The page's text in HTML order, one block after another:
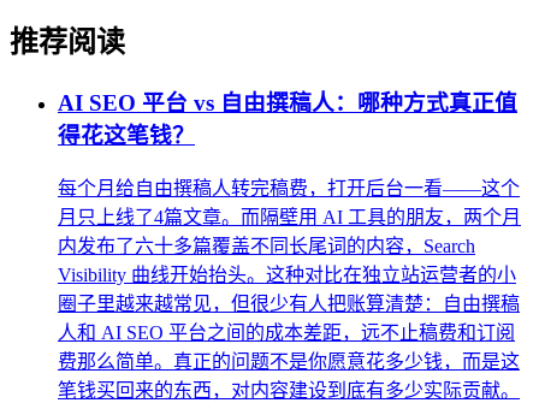
推荐阅读
AI SEO 平台 vs 自由撰稿人：哪种方式真正值
得花这笔钱？
每个月给自由撰稿人转完稿费，打开后台一看——这个
月只上线了4篇文章。而隔壁用 AI 工具的朋友，两个月
内发布了六十多篇覆盖不同长尾词的内容，Search
Visibility 曲线开始抬头。这种对比在独立站运营者的小
圈子里越来越常见，但很少有人把账算清楚：自由撰稿
人和 AI SEO 平台之间的成本差距，远不止稿费和订阅
费那么简单。真正的问题不是你愿意花多少钱，而是这
笔钱买回来的东西，对内容建设到底有多少实际贡献。